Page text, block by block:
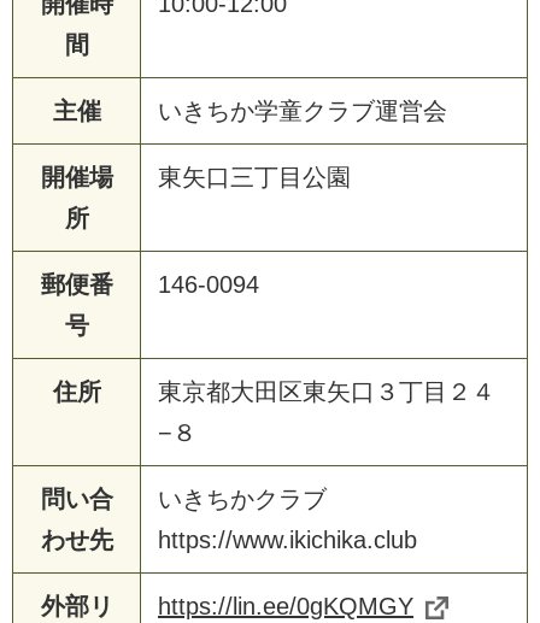
間
主催 いきちか学童クラブ運営会
開催場
所
東矢口三丁目公園
郵便番
号
146-0094
住所
東京都大田区東矢口３丁目２４
−８
問い合
わせ先
いきちかクラブ
https://www.ikichika.club
外部リ
https://lin.ee/0gKQMGY